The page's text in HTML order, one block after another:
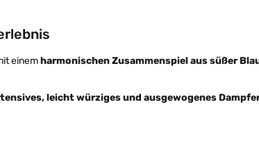
einemharmonischen Zusammenspiel aus süßer
leicht würziges und ausgewogenes